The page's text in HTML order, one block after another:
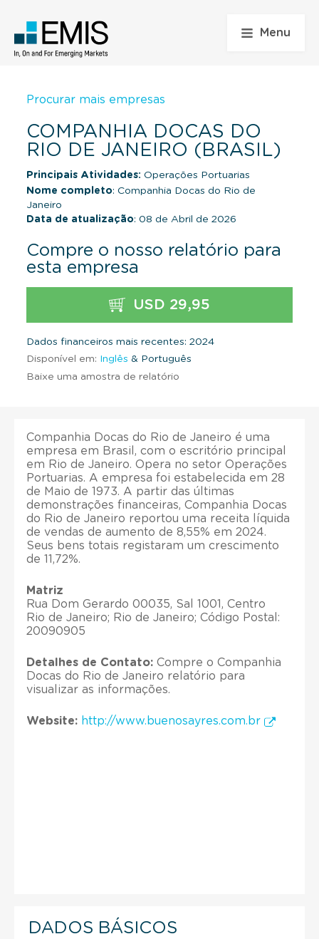
Menu
Procurar mais empresas
COMPANHIA DOCAS DO
RIO DE JANEIRO (BRASIL)
Principais Atividades: Operações Portuarias
Nome completo: Companhia Docas do Rio de
Janeiro
Data de atualização: 08 de Abril de 2026
Compre o nosso relatório para
esta empresa
USD 29,95
Dados financeiros mais recentes: 2024
Disponível em: Inglês & Português
Baixe uma amostra de relatório
Companhia Docas do Rio de Janeiro é uma
empresa em Brasil, com o escritório principal
em Rio de Janeiro. Opera no setor Operações
Portuarias. A empresa foi estabelecida em 28
de Maio de 1973. A partir das últimas
demonstrações financeiras, Companhia Docas
do Rio de Janeiro reportou uma receita líquida
de vendas de aumento de 8,55% em 2024.
Seus bens totais registaram um crescimento
de 11,72%.
Matriz
Rua Dom Gerardo 00035, Sal 1001, Centro
Rio de Janeiro; Rio de Janeiro; Código Postal:
20090905
Detalhes de Contato: Compre o Companhia
Docas do Rio de Janeiro relatório para
visualizar as informações.
Website: http://www.buenosayres.com.br
DADOS BÁSICOS